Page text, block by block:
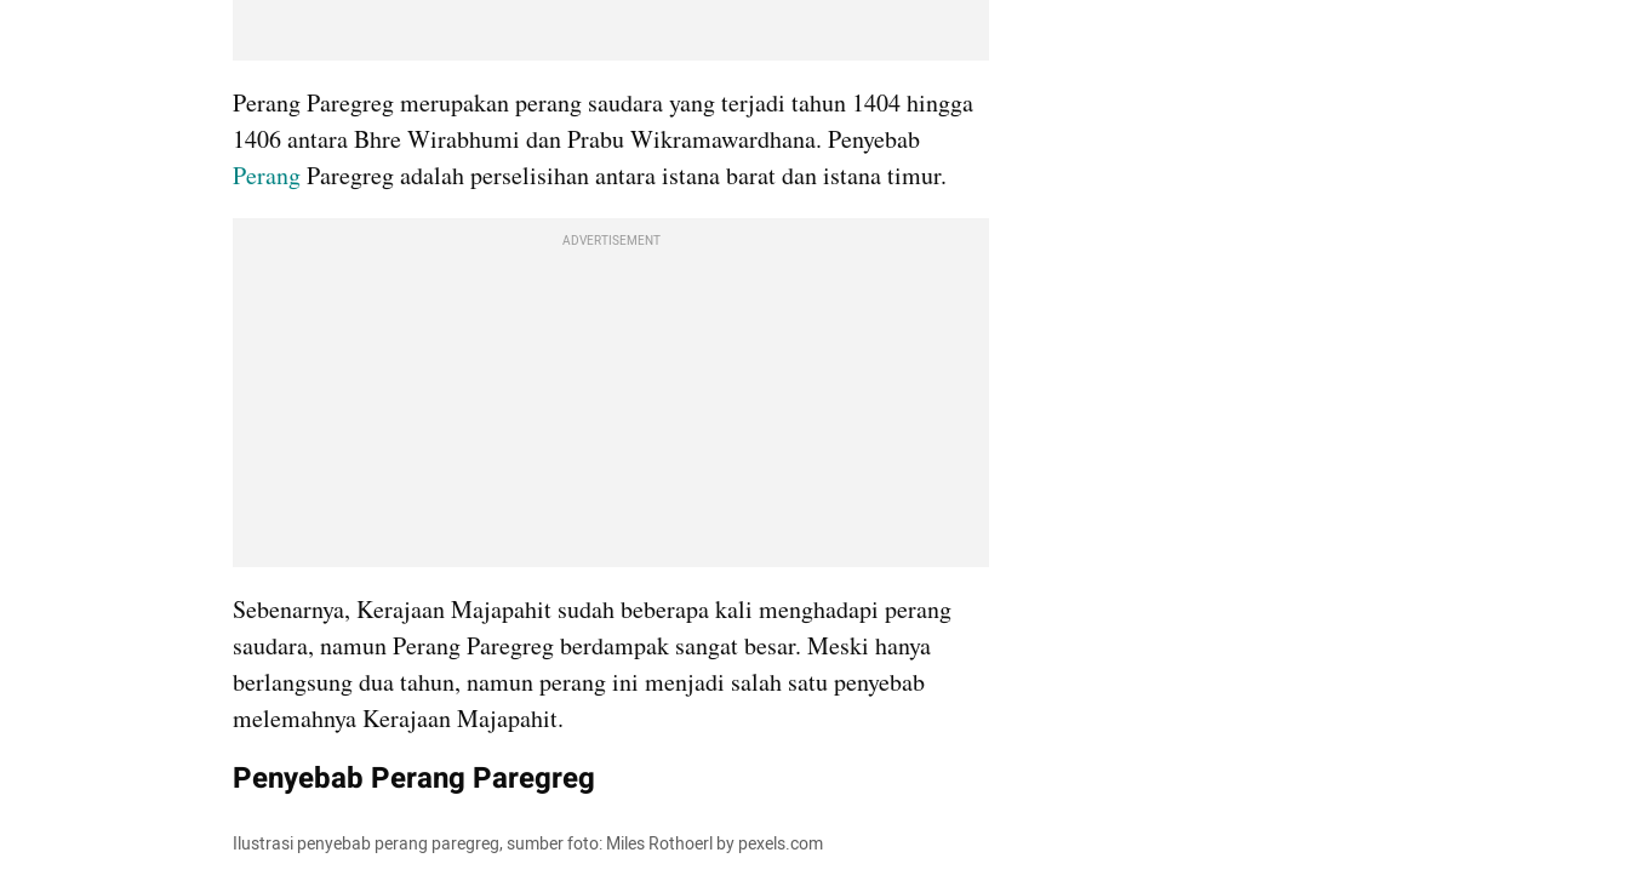
Perang Paregreg merupakan perang saudara yang terjadi tahun 1404 hingga
Perang Paregreg adalah perselisihan antara istana barat dan istana timur.
ADVERTISEMENT
Sebenarnya, Kerajaan Majapahit sudah beberapa kali menghadapi perang
saudara, namun Perang Paregreg berdampak sangat besar. Meski hanya
berlangsung dua tahun, namun perang ini menjadi salah satu penyebab
melemahnya Kerajaan Majapahit.
Penyebab Perang Paregreg
Ilustrasi penyebab perang paregreg, sumber foto: Miles Rothoerl by pexels.com